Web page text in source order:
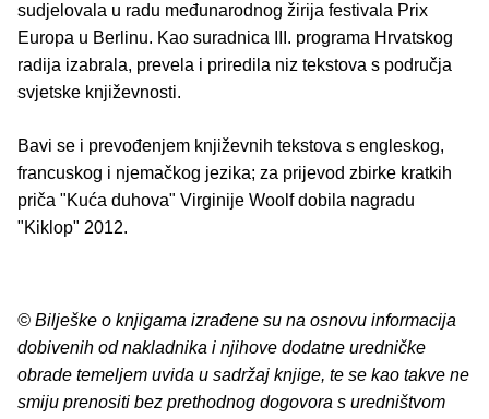
sudjelovala u radu međunarodnog žirija festivala Prix
Europa u Berlinu. Kao suradnica III. programa Hrvatskog
radija izabrala, prevela i priredila niz tekstova s područja
svjetske književnosti.
Bavi se i prevođenjem književnih tekstova s engleskog,
francuskog i njemačkog jezika; za prijevod zbirke kratkih
priča "Kuća duhova" Virginije Woolf dobila nagradu
"Kiklop" 2012.
© Bilješke o knjigama izrađene su na osnovu informacija
dobivenih od nakladnika i njihove dodatne uredničke
obrade temeljem uvida u sadržaj knjige, te se kao takve ne
smiju prenositi bez prethodnog dogovora s uredništvom